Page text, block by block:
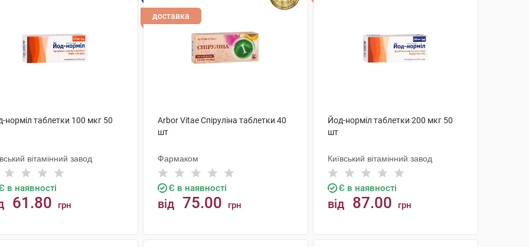
норміл таблетки 100 мкг 50
вітамінний завод
в наявності
61.80 грн
доставка
Arbor Vitae Спіруліна таблетки 40
шт
Фармаком
Є в наявності
від 75.00 грн
Йод-норміл таблетки 200 мкг 50
шт
Київський вітамінний завод
Є в наявності
від 87.00 грн